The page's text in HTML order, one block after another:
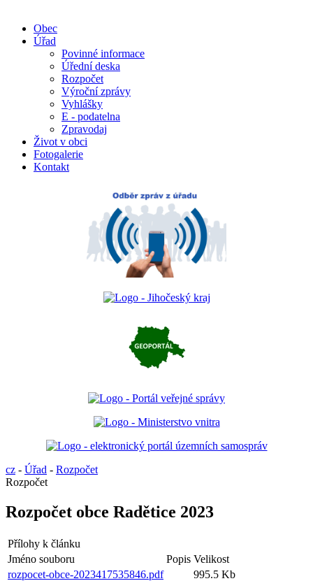
Obec
Úřad
Povinné informace
Úřední deska
Rozpočet
Výroční zprávy
Vyhlášky
E - podatelna
Zpravodaj
Život v obci
Fotogalerie
Kontakt
cz - Úřad - Rozpočet
Rozpočet
Rozpočet obce Radětice 2023
Přílohy k článku
Jméno souboru
Popis Velikost
rozpocet-obce-2023417535846.pdf
995.5 Kb